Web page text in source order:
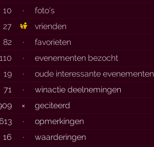
10
·
foto's
27
vrienden
82
·
favorieten
110
·
evenementen bezocht
19
·
oude interessante evenementen
71
·
winactie deelnemingen
×
geciteerd
·
opmerkingen
16
· waarderingen